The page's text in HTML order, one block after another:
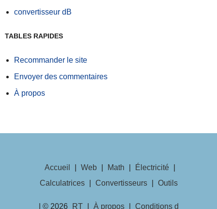
convertisseur dB
TABLES RAPIDES
Recommander le site
Envoyer des commentaires
À propos
Accueil Web Math Électricité
Calculatrices
Convertisseurs Outils
| © 2026 RT À propos Conditions d